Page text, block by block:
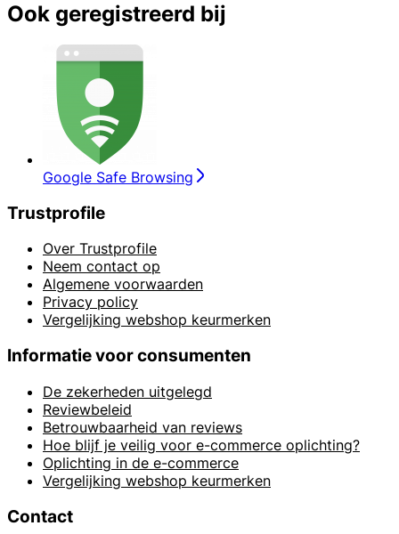
Ook geregistreerd bij
Google Safe Browsing
Trustprofile
Over Trustprofile
Neem contact op
Algemene voorwaarden
Privacy policy
Vergelijking webshop keurmerken
Informatie voor consumenten
De zekerheden uitgelegd
Reviewbeleid
Betrouwbaarheid van reviews
Hoe blijf je veilig voor e-commerce oplichting?
Oplichting in de e-commerce
Vergelijking webshop keurmerken
Contact